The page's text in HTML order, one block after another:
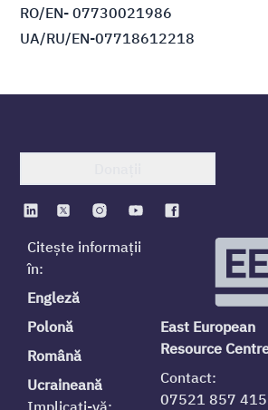
RO/EN- 07730021986
UA/RU/EN-07718612218
Citește informații
în:
Engleză
Polonă
Română
Ucraineană
Implicați-vă:
East European
Resource
Contact:
07521 857 415